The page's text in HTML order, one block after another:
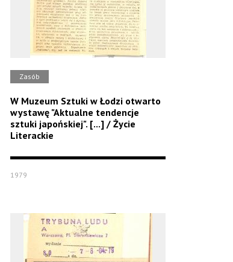
Zasób
W Muzeum Sztuki w Łodzi otwarto
wystawę "Aktualne tendencje
sztuki japońskiej". [...] / Życie
Literackie
1979